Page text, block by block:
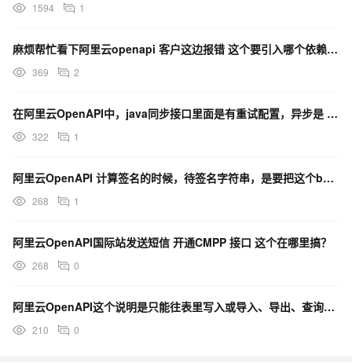
1594 1
麻烦帮忙看下阿里云openapi 客户这边报错 这个要引入哪个依赖啊？
369 2
在阿里云OpenAPI中，java同步接口里面是有重试配置，异步是 sdk自己处理了是吧？
322 1
阿里云OpenAPI 计算签名的时候，待签名字符串，是要把这个body参与进来吗？
268 1
阿里云OpenAPI国际站发送短信 开通CMPP 接口 这个在哪里搞？
268 0
阿里云OpenAPI这个说明是只能往表里写入或导入、导出、查询数据吗？修改和删除数据支持吗？
210 0